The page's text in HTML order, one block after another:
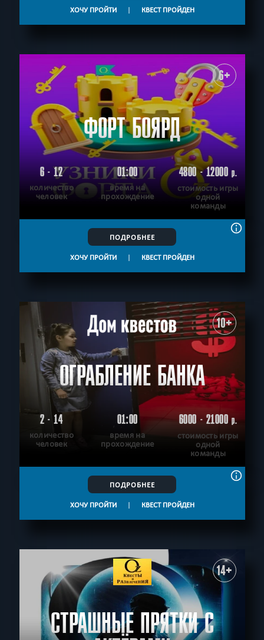
ХОЧУ ПРОЙТИ | КВЕСТ ПРОЙДЕН
6+
ФОРТ БОЯРД
6 - 12
количество
человек
01:00
время на
прохождение
4800 - 12000р.
стоимость игры
одной
команды
ПОДРОБНЕЕ
ХОЧУ ПРОЙТИ | КВЕСТ ПРОЙДЕН
10+
ОГРАБЛЕНИЕ БАНКА
2 - 14
количество
человек
01:00
время на
прохождение
6000 - 21000р.
стоимость игры
одной
команды
ПОДРОБНЕЕ
ХОЧУ ПРОЙТИ | КВЕСТ ПРОЙДЕН
14+
СТРАШНЫЕ ПРЯТКИ С